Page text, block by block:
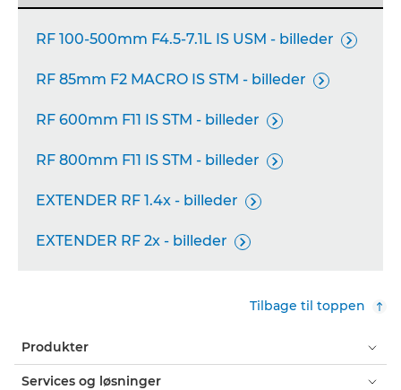
RF 100-500mm F4.5-7.1L IS USM - billeder 
RF 85mm F2 MACRO IS STM - billeder 
RF 600mm F11 IS STM - billeder 
RF 800mm F11 IS STM - billeder 
EXTENDER RF 1.4x - billeder 
EXTENDER RF 2x - billeder 
Tilbage til toppen
Produkter
Services og løsninger